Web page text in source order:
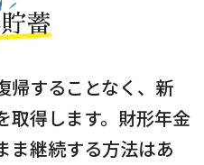
蓄
帰することなく、新
取得します。財形年金
ま継続する方法はあ